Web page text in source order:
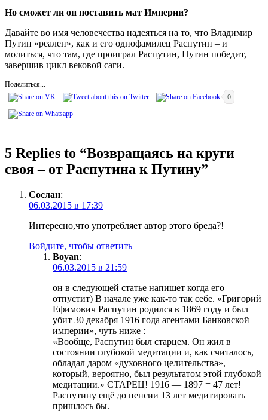
Но сможет ли он поставить мат Империи?
Давайте во имя человечества надеяться на то, что Владимир
Путин «реален», как и его однофамилец Распутин – и
молиться, что там, где проиграл Распутин, Путин победит,
завершив цикл вековой саги.
Поделиться...
0
5 Replies to “Возвращаясь на круги
своя – от Распутина к Путину”
Сослан:
06.03.2015 в 17:39
Интересно,что употребляет автор этого бреда?!
Войдите, чтобы ответить
Boyan:
06.03.2015 в 21:59
он в следующей статье напишет когда его
отпустит) В начале уже как-то так себе. «Григорий
Ефимович Распутин родился в 1869 году и был
убит 30 декабря 1916 года агентами Банковской
империи», чуть ниже :
«Вообще, Распутин был старцем. Он жил в
состоянии глубокой медитации и, как считалось,
обладал даром «духовного целительства»,
который, вероятно, был результатом этой глубокой
медитации.» СТАРЕЦ! 1916 — 1897 = 47 лет!
Распутину ещё до пенсии 13 лет медитировать
пришлось бы.